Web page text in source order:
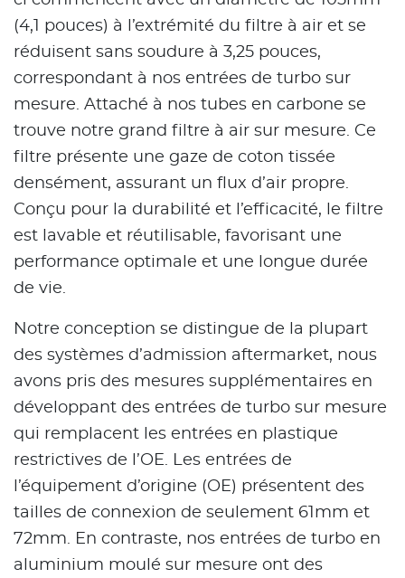
(4,1 pouces) à l’extrémité du filtre à air et se
réduisent sans soudure à 3,25 pouces,
correspondant à nos entrées de turbo sur
mesure. Attaché à nos tubes en carbone se
trouve notre grand filtre à air sur mesure. Ce
filtre présente une gaze de coton tissée
densément, assurant un flux d’air propre.
Conçu pour la durabilité et l’efficacité, le filtre
est lavable et réutilisable, favorisant une
performance optimale et une longue durée
de vie.
Notre conception se distingue de la plupart
des systèmes d’admission aftermarket, nous
avons pris des mesures supplémentaires en
développant des entrées de turbo sur mesure
qui remplacent les entrées en plastique
restrictives de l’OE. Les entrées de
l’équipement d’origine (OE) présentent des
tailles de connexion de seulement 61mm et
72mm. En contraste, nos entrées de turbo en
aluminium moulé sur mesure ont des